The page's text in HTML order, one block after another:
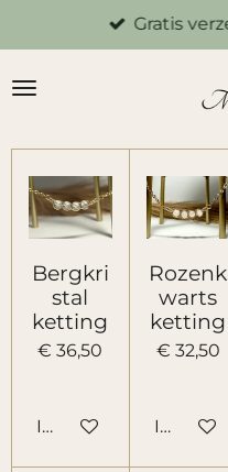
direct
naar
hoofdinhoud
Gratis
Bergkri
stal
ketting
€ 36,50
In winkelwagen
Rozenk
warts
ketting
€ 32,50
In